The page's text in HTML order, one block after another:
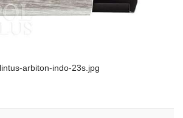
arbiton-indo-23s.jpg